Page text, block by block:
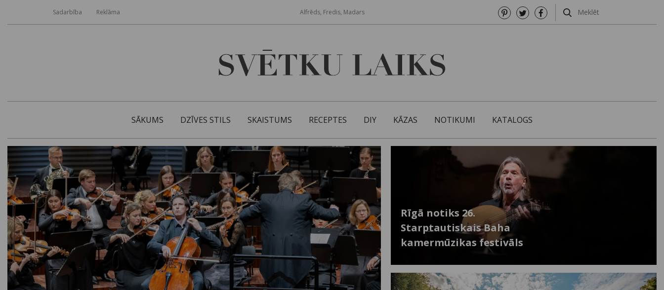
Sadarbība Reklāma Alfrēds, Fredis, Madars
SĀKUMS DZĪVES STILS SKAISTUMS RECEPTES DIY KĀZAS NOTIKUMI KATALOGS
Rīgā notiks 26.
Starptautiskais Baha
kamermūzikas festivāls